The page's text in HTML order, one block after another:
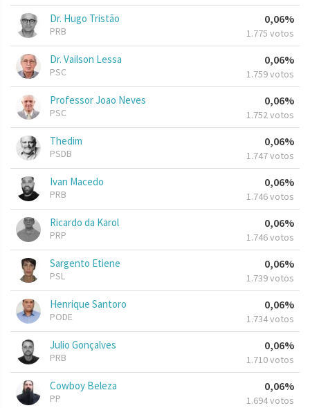
Dr. Hugo Tristão
PRB
0,06%
1.775 votos
Dr. Vailson Lessa
PSC
0,06%
1.759 votos
Professor Joao Neves
PSC
0,06%
1.752 votos
Thedim
PSDB
0,06%
1.747 votos
Ivan Macedo
PRB
0,06%
1.746 votos
Ricardo da Karol
PRP
0,06%
1.746 votos
Sargento Etiene
PSL
0,06%
1.739 votos
Henrique Santoro
PODE
0,06%
1.734 votos
Julio Gonçalves
PRB
0,06%
1.710 votos
Cowboy Beleza
PP
0,06%
1.694 votos